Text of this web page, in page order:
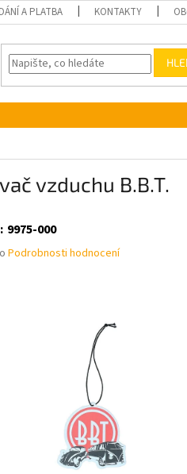
A PLATBA KONTAKTY
vzduchu B.B.T.
: 9975-000
Podrobnosti hodnocení